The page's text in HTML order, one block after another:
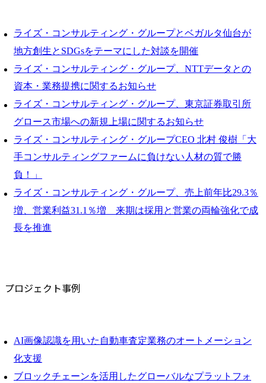
ライズ・コンサルティング・グループとベガルタ仙台が
地方創生とSDGsをテーマにした対談を開催
ライズ・コンサルティング・グループ、NTTデータとの
資本・業務提携に関するお知らせ
ライズ・コンサルティング・グループ、東京証券取引所
グロース市場への新規上場に関するお知らせ
ライズ・コンサルティング・グループCEO 北村 俊樹「大
手コンサルティングファームに負けない人材の質で勝
負！」
ライズ・コンサルティング・グループ、売上前年比29.3％
増、営業利益31.1％増 来期は採用と営業の両輪強化で成
長を推進
プロジェクト事例
AI画像認識を用いた自動車査定業務のオートメーション
化支援
ブロックチェーンを活用したグローバルなプラットフォ